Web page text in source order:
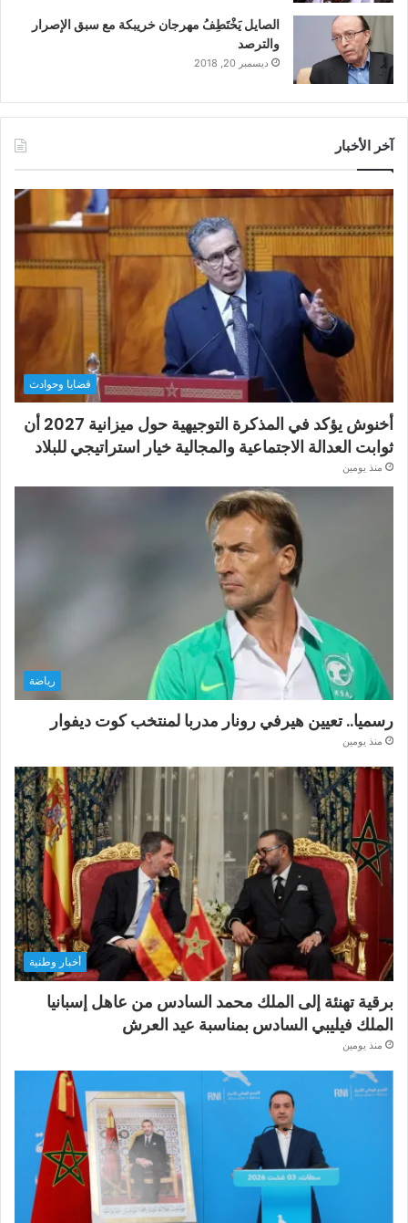
الصايل يَخْتَطِفُ مهرجان خريبكة مع سبق الإصرار
والترصد
ديسمبر 20, 2018
آخر الأخبار
قضايا وحوادث
أخنوش يؤكد في المذكرة التوجيهية حول ميزانية 2027 أن
ثوابت العدالة الاجتماعية والمجالية خيار استراتيجي للبلاد
منذ يومين
رياضة
رسميا.. تعيين هيرفي رونار مدربا لمنتخب كوت ديفوار
منذ يومين
أخبار وطنية
برقية تهنئة إلى الملك محمد السادس من عاهل إسبانيا
الملك فيليبي السادس بمناسبة عيد العرش
منذ يومين